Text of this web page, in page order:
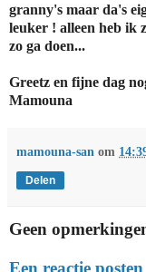
granny's maar da's
leuker ! alleen heb ik
zo ga doen...
Greetz en fijne dag
Mamouna
mamouna-san om
Delen
Geen